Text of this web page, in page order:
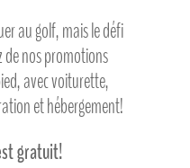
au golf, mais le défi
nos promotions
avec voiturette,
et hébergement!
gratuit!